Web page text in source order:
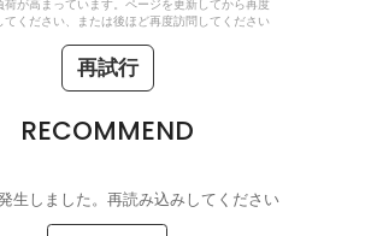
荷が高まっています。ページを更新してから再度
てください、または後ほど再度訪問してください
再試行
RECOMMEND
生しました。再読み込みしてください